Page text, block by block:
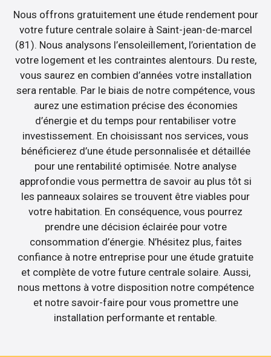
Nous offrons gratuitement une étude rendement pour
votre future centrale solaire à Saint-jean-de-marcel
(81). Nous analysons l’ensoleillement, l’orientation de
votre logement et les contraintes alentours. Du reste,
vous saurez en combien d’années votre installation
sera rentable. Par le biais de notre compétence, vous
aurez une estimation précise des économies
d’énergie et du temps pour rentabiliser votre
investissement. En choisissant nos services, vous
bénéficierez d’une étude personnalisée et détaillée
pour une rentabilité optimisée. Notre analyse
approfondie vous permettra de savoir au plus tôt si
les panneaux solaires se trouvent être viables pour
votre habitation. En conséquence, vous pourrez
prendre une décision éclairée pour votre
consommation d’énergie. N’hésitez plus, faites
confiance à notre entreprise pour une étude gratuite
et complète de votre future centrale solaire. Aussi,
nous mettons à votre disposition notre compétence
et notre savoir-faire pour vous promettre une
installation performante et rentable.